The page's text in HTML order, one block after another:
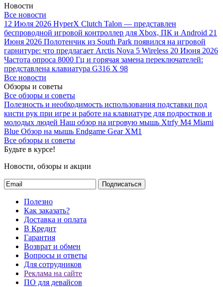
Новости
Все новости
12 Июля 2026 HyperX Clutch Talon — представлен
беспроводной игровой контроллер для Xbox, ПК и Android 21
Июня 2026 Полотенчик из South Park появился на игровой
гарнитуре: что предлагает Arctis Nova 5 Wireless 20 Июня 2026
Частота опроса 8000 Гц и горячая замена переключателей:
представлена клавиатура G316 X 98
Все новости
Обзоры и советы
Все обзоры и советы
Полезность и необходимость использования подставки под
кисти рук при игре и работе на клавиатуре для подростков и
молодых людей Наш обзор на игровую мышь Xtrfy M4 Miami
Blue Обзор на мышь Endgame Gear XM1
Все обзоры и советы
Будьте в курсе!
Новости, обзоры и акции
Подписаться
Полезно
Как заказать?
Доставка и оплата
В Кредит
Гарантия
Возврат и обмен
Вопросы и ответы
Для сотрудников
Реклама на сайте
ПО для девайсов